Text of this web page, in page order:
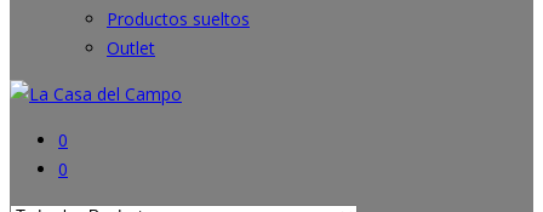
Productos sueltos
Outlet
0
0